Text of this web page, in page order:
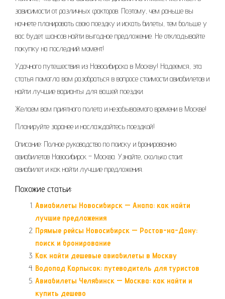
зависимости от различных факторов. Поэтому, чем раньше вы
начнете планировать свою поездку и искать билеты, тем больше у
вас будет шансов найти выгодное предложение. Не откладывайте
покупку на последний момент!
Удачного путешествия из Новосибирска в Москву! Надеемся, эта
статья помогла вам разобраться в вопросе стоимости авиабилетов и
найти лучшие варианты для вашей поездки.
Желаем вам приятного полета и незабываемого времени в Москве!
Планируйте заранее и наслаждайтесь поездкой!
Описание: Полное руководство по поиску и бронированию
авиабилетов Новосибирск – Москва. Узнайте, сколько стоит
авиабилет и как найти лучшие предложения.
Похожие статьи:
Авиабилеты Новосибирск — Анапа: как найти
лучшие предложения
Прямые рейсы Новосибирск — Ростов-на-Дону:
поиск и бронирование
Как найти дешевые авиабилеты в Москву
Водопад Карпысак: путеводитель для туристов
Авиабилеты Челябинск — Москва: как найти и
купить дешево